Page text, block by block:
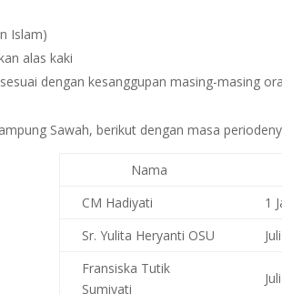
Islam)
alas kaki
dengan kesanggupan masing-masing
Sawah, berikut dengan masa
Nama
CM Hadiyati
1
Sr. Yulita Heryanti OSU
Fransiska Tutik
Sumiyati